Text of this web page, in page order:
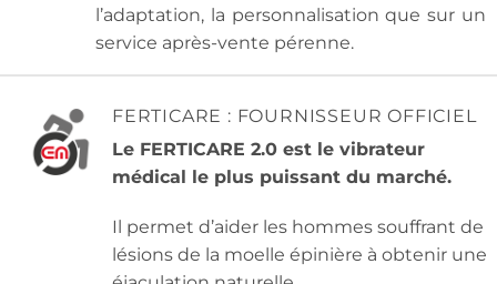
l’adaptation, la personnalisation que sur un
service après-vente pérenne.
FERTICARE : FOURNISSEUR OFFICIEL
Le FERTICARE 2.0 est le vibrateur
médical le plus puissant du marché.
Il permet d’aider les hommes souffrant de
lésions de la moelle épinière à obtenir une